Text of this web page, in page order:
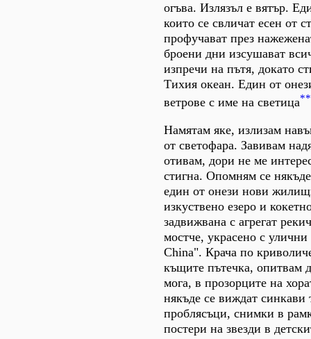
огъва. Излязъл е вятър.
които се свличат есен от
профучават през
броени дни изсушават
изпречи на пътя, докато
Тихия океан. Един от
ветрове с име на светица**
Намятам яке, излизам
от светофара. Завивам
отивам, дори не ме
стигна. Опомням се
един от онези нови
изкуствено езеро и
задвижвана с агрегат
мостче, украсено с
China". Крача по
къщите пътечка, опитвам
мога, в прозорците на
някъде се виждат синкави
проблясъци, снимки в
постери на звезди в